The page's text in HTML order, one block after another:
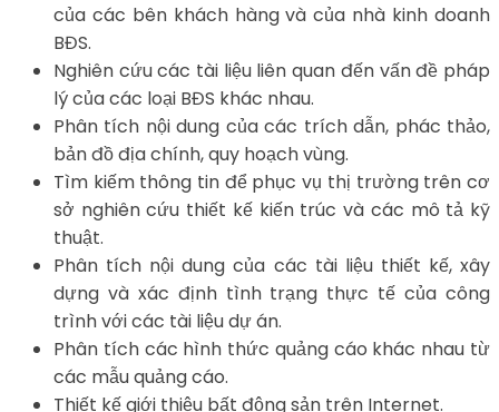
của các bên khách hàng và của nhà kinh doanh
BĐS.
Nghiên cứu các tài liệu liên quan đến vấn đề pháp
lý của các loại BĐS khác nhau.
Phân tích nội dung của các trích dẫn, phác thảo,
bản đồ địa chính, quy hoạch vùng.
Tìm kiếm thông tin để phục vụ thị trường trên cơ
sở nghiên cứu thiết kế kiến trúc và các mô tả kỹ
thuật.
Phân tích nội dung của các tài liệu thiết kế, xây
dựng và xác định tình trạng thực tế của công
trình với các tài liệu dự án.
Phân tích các hình thức quảng cáo khác nhau từ
các mẫu quảng cáo.
Thiết kế giới thiệu bất động sản trên Internet.